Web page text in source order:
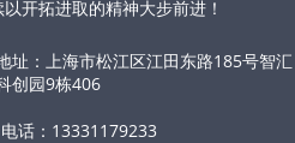
开拓进取的精神大步前进！
址：上海市松江区江田东路185号智汇
创园9栋406
电话：13331179233